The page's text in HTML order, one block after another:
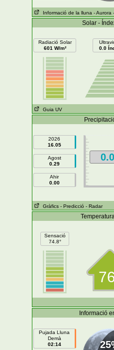
Informació de la lluna - Aurora
Solar -
Radiació Solar
601 W/m²
0.0
Guia UV
2026
16.05
Agost
0.29
Ahir
0.00
Gràfics - Predicció - Radar
Sensació
74.8°
Informació
Pujada Lluna
Demà
02:14